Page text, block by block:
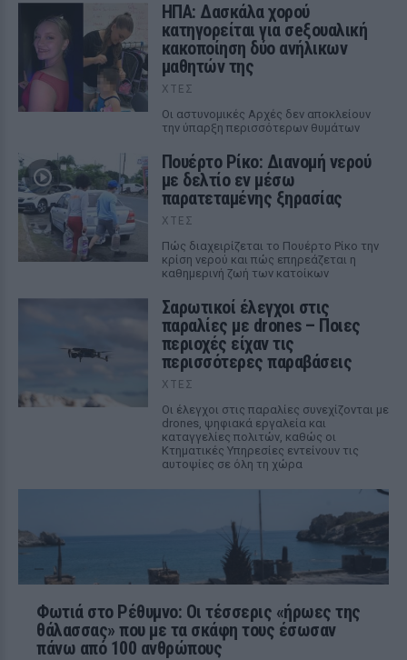
ΗΠΑ: Δασκάλα χορού
κατηγορείται για σeξουαλική
κακοποίηση δύο ανήλικων
μαθητών της
ΧΤΕΣ
Οι αστυνομικές Αρχές δεν αποκλείουν
την ύπαρξη περισσότερων θυμάτων
Πουέρτο Ρίκο: Διανομή νερού
με δελτίο εν μέσω
παρατεταμένης ξηρασίας
ΧΤΕΣ
Πώς διαχειρίζεται το Πουέρτο Ρίκο την
κρίση νερού και πώς επηρεάζεται η
καθημερινή ζωή των κατοίκων
Σαρωτικοί έλεγχοι στις
παραλίες με drones – Ποιες
περιοχές είχαν τις
περισσότερες παραβάσεις
ΧΤΕΣ
Οι έλεγχοι στις παραλίες συνεχίζονται με
drones, ψηφιακά εργαλεία και
καταγγελίες πολιτών, καθώς οι
Κτηματικές Υπηρεσίες εντείνουν τις
αυτοψίες σε όλη τη χώρα
Φωτιά στο Ρέθυμνο: Οι τέσσερις «ήρωες της
θάλασσας» που με τα σκάφη τους έσωσαν
πάνω από 100 ανθρώπους